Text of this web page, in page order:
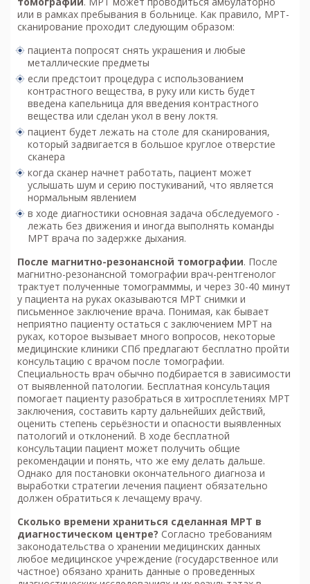
или в рамках пребывания в больнице. Как правило, МРТ-
сканирование проходит следующим образом:
пациента попросят снять украшения и любые
металлические предметы
если предстоит процедура с использованием
контрастного вещества, в руку или кисть будет
введена капельница для введения контрастного
вещества или сделан укол в вену локтя.
пациент будет лежать на столе для сканирования,
который задвигается в большое круглое отверстие
сканера
когда сканер начнет работать, пациент может
услышать шум и серию постукиваний, что является
нормальным явлением
в ходе диагностики основная задача обследуемого -
лежать без движения и иногда выполнять команды
МРТ врача по задержке дыхания.
После магнитно-резонансной томографии. После
магнитно-резонансной томографии врач-рентгенолог
трактует полученные томограмммы, и через 30-40 минут
у пациента на руках оказываются МРТ снимки и
письменное заключение врача. Понимая, как бывает
неприятно пациенту остаться с заключением МРТ на
руках, которое вызывает много вопросов, некоторые
медицинские клиники СПб предлагают бесплатно пройти
консультацию с врачом после томографии.
Специальность врач обычно подбирается в зависимости
от выявленной патологии. Бесплатная консультация
помогает пациенту разобраться в хитросплетениях МРТ
заключения, составить карту дальнейших действий,
оценить степень серьёзности и опасности выявленных
патологий и отклонений. В ходе бесплатной
консультации пациент может получить общие
рекомендации и понять, что же ему делать дальше.
Однако для постановки окончательного диагноза и
выработки стратегии лечения пациент обязательно
должен обратиться к лечащему врачу.
Сколько времени храниться сделанная МРТ в
диагностическом центре? Согласно требованиям
законодательства о хранении медицинских данных
любое медицинское учреждение (государственное или
частное) обязано хранить данные о проведенных